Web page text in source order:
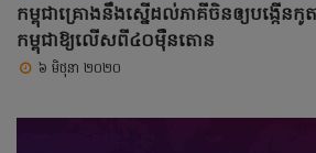
កម្ពុជាគ្រោងនឹងស្នើដល់ភាគីចិនឲ្យបង្កើនកូ
កម្ពុជាឱ្យលើសពី៤០ម៉ឺនតោន
៦ មិថុនា ២០២០